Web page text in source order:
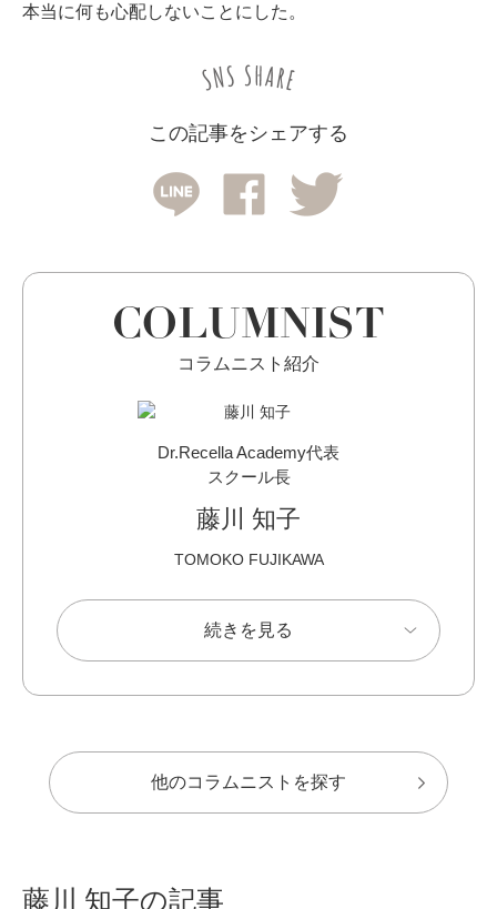
本当に何も心配しないことにした。
この記事をシェアする
COLUMNIST
コラムニスト紹介
Dr.Recella Academy代表
スクール長
藤川 知子
TOMOKO FUJIKAWA
続きを見る
他のコラムニストを探す
藤川 知子の記事